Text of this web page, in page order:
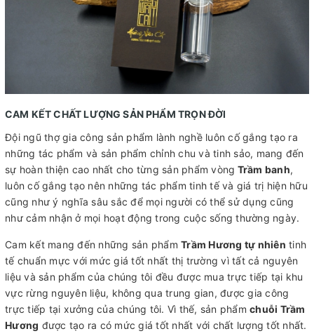
CAM KẾT CHẤT LƯỢNG SẢN PHẨM TRỌN ĐỜI
Đội ngũ thợ gia công sản phẩm lành nghề luôn cố gắng tạo ra
những tác phẩm và sản phẩm chỉnh chu và tinh sảo, mang đến
sự hoàn thiện cao nhất cho từng sản phẩm vòng Trầm banh,
luôn cố gắng tạo nên những tác phẩm tinh tế và giá trị hiện hữu
cũng như ý nghĩa sâu sắc để mọi người có thể sử dụng cũng
như cảm nhận ở mọi hoạt động trong cuộc sống thường ngày.
Cam kết mang đến những sản phẩm Trầm Hương tự nhiên tinh
tế chuẩn mực với mức giá tốt nhất thị trường vì tất cả nguyên
liệu và sản phẩm của chúng tôi đều được mua trực tiếp tại khu
vực rừng nguyên liệu, không qua trung gian, được gia công
trực tiếp tại xưởng của chúng tôi. Vì thế, sản phẩm chuỗi Trầm
Hương được tạo ra có mức giá tốt nhất với chất lượng tốt nhất.